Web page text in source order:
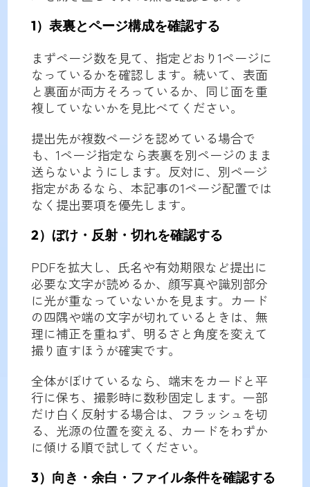
1）表裏とページ構成を確認する
まずページ数を見て、指定どおり1ページに
なっているかを確認します。続いて、表面
と裏面が両方そろっているか、同じ面を重
複していないかを見比べてください。
提出先が複数ページを認めている場合で
も、1ページ指定なら表裏を別ページのまま
送らないようにします。反対に、別ページ
指定があるなら、本記事の1ページ配置では
なく提出要項を優先します。
2）ぼけ・反射・切れを確認する
PDFを拡大し、氏名や有効期限など提出に
必要な文字が読めるか、顔写真や識別部分
に光が重なっていないかを見ます。カード
の四隅や端の文字が切れているときは、無
理に補正を重ねず、明るさと角度を変えて
撮り直すほうが確実です。
全体がぼけているなら、端末をカードと平
行に保ち、撮影時に数秒固定します。一部
だけ白く反射する場合は、フラッシュを切
る、光源の位置を変える、カードをわずか
に傾ける順で試してください。
3）向き・余白・ファイル条件を確認する